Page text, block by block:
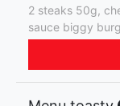
2 steaks 50g,
sauce biggy